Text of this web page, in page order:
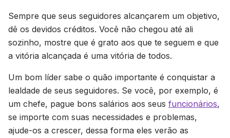
Sempre que seus seguidores alcançarem um objetivo,
dê os devidos créditos. Você não chegou até ali
sozinho, mostre que é grato aos que te seguem e que
a vitória alcançada é uma vitória de todos.
Um bom líder sabe o quão importante é conquistar a
lealdade de seus seguidores. Se você, por exemplo, é
um chefe, pague bons salários aos seus funcionários,
se importe com suas necessidades e problemas,
ajude-os a crescer, dessa forma eles verão as